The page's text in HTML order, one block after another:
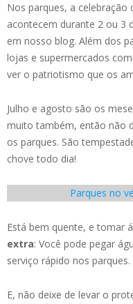
Nos parques, a
acontecem durante 2 ou 3
em nosso blog. Além dos
lojas e supermercados
ver o patriotismo que os
Julho e agosto são os
muito também, então não
os parques. São
chove todo dia!
Parques no
Está bem quente, e tomar
extra: Você pode pegar
serviço rápido nos parques.
E, não deixe de levar o